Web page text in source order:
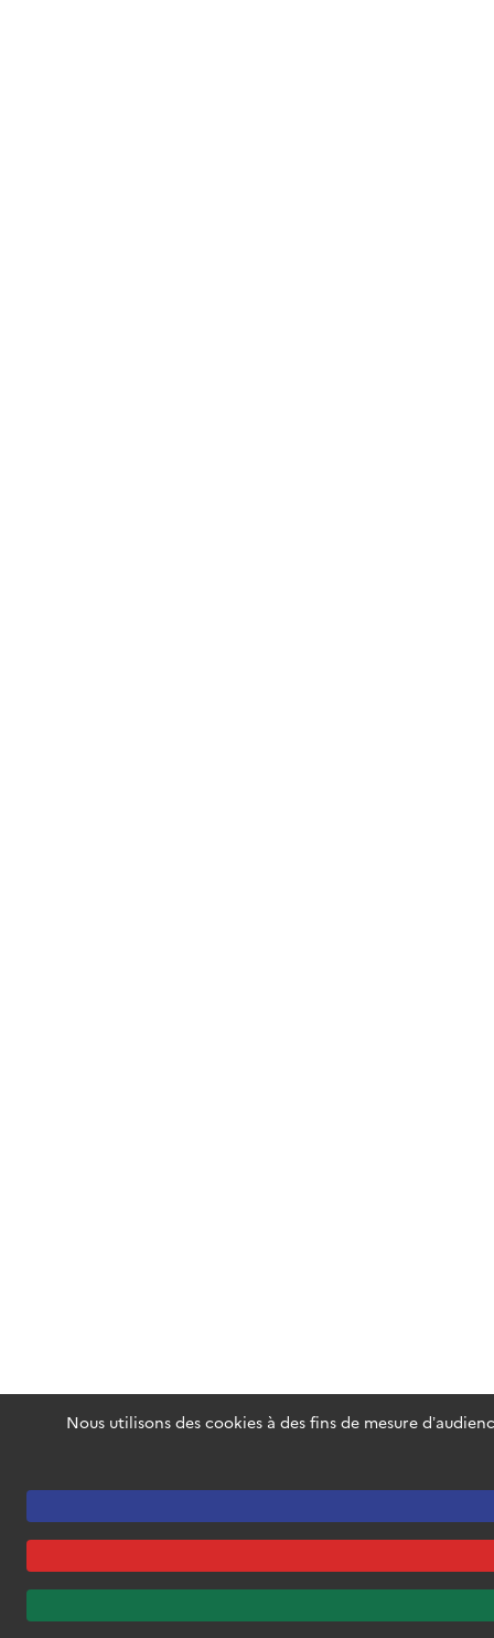
Nous utilisons des cookies à des fins de mesure